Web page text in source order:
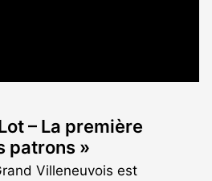
– La première
patrons »
Villeneuvois est